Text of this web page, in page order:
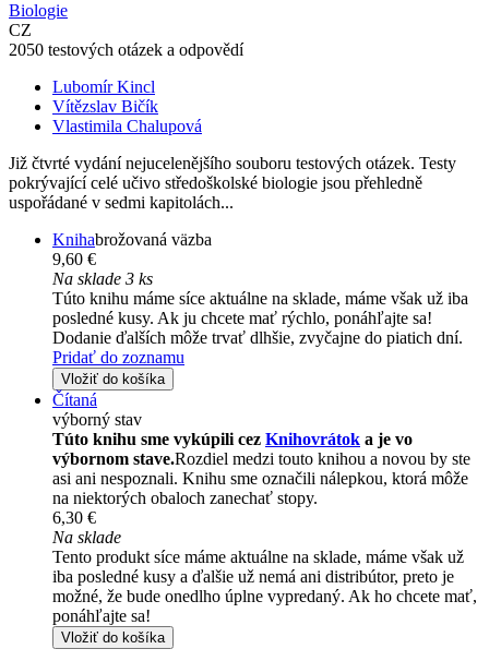
Biologie
CZ
2050 testových otázek a odpovědí
Lubomír Kincl
Vítězslav Bičík
Vlastimila Chalupová
Již čtvrté vydání nejucelenějšího souboru testových otázek. Testy
pokrývající celé učivo středoškolské biologie jsou přehledně
uspořádané v sedmi kapitolách...
Knihabrožovaná väzba
9,60 €
Na sklade 3 ks
Túto knihu máme síce aktuálne na sklade, máme však už iba
posledné kusy. Ak ju chcete mať rýchlo, ponáhľajte sa!
Dodanie ďalších môže trvať dlhšie, zvyčajne do piatich dní.
Pridať do zoznamu
Vložiť do košíka
Čítaná
výborný stav
Túto knihu sme vykúpili cez Knihovrátok a je vo
výbornom stave.Rozdiel medzi touto knihou a novou by ste
asi ani nespoznali. Knihu sme označili nálepkou, ktorá môže
na niektorých obaloch zanechať stopy.
6,30 €
Na sklade
Tento produkt síce máme aktuálne na sklade, máme však už
iba posledné kusy a ďalšie už nemá ani distribútor, preto je
možné, že bude onedlho úplne vypredaný. Ak ho chcete mať,
ponáhľajte sa!
Vložiť do košíka